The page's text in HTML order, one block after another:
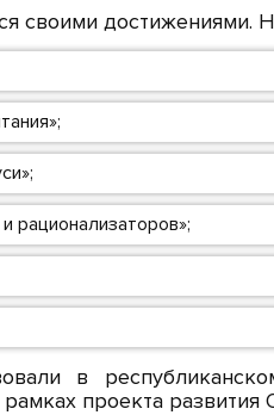
своими достижениями.
рационализаторов»;
в
рамках проекта